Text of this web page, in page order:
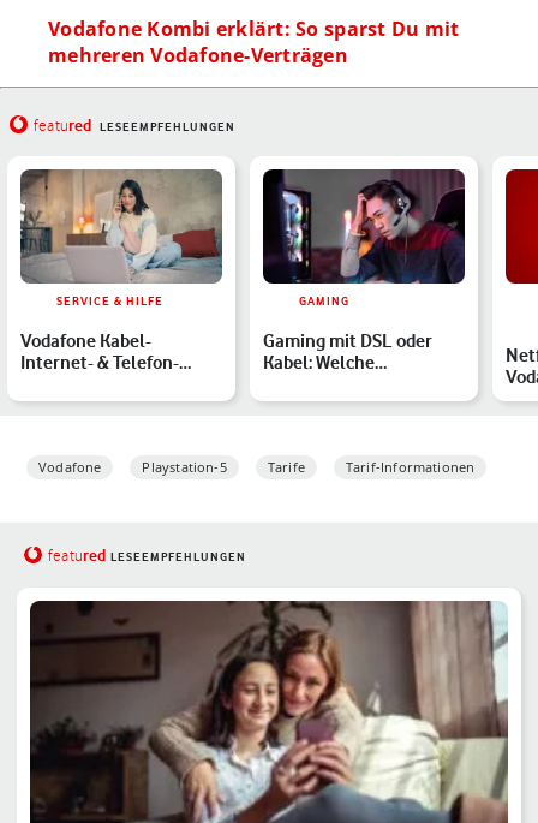
Vodafone Kombi erklärt: So sparst Du mit
mehreren Vodafone-Verträgen
featured LESEEMPFEHLUNGEN
SERVICE & HILFE
Vodafone Kabel-
Internet- & Telefon-
Anleit…
GAMING
Gaming mit DSL oder
Kabel: Welche
Vodafone Playstation-5 Tarife Tarif-Informationen
featured LESEEMPFEHLUNGEN